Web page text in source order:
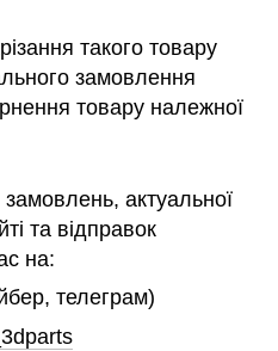
такого товару
замовлення
товару належної
актуальної
та відправок
на:
телеграм)